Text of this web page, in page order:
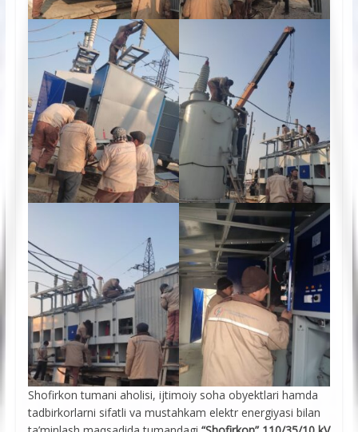
Shofirkon tumani aholisi, ijtimoiy soha obyektlari hamda
tadbirkorlarni sifatli va mustahkam elektr energiyasi bilan